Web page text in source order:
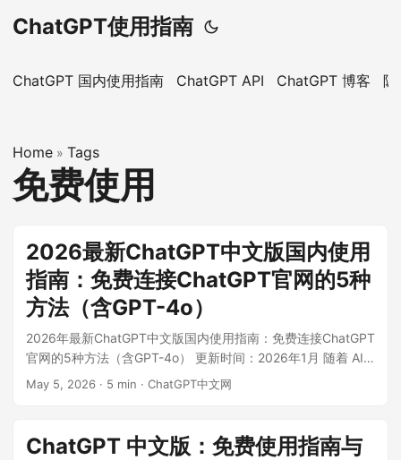
ChatGPT使用指南
ChatGPT 国内使用指南 ChatGPT API ChatGPT 博客
Home » Tags
免费使用
2026最新ChatGPT中文版国内使用
指南：免费连接ChatGPT官网的5种
方法（含GPT-4o）
2026年最新ChatGPT中文版国内使用指南：免费连接ChatGPT
官网的5种方法（含GPT-4o） 更新时间：2026年1月 随着 AI
技术的飞速发展，ChatGPT 已成为工作和学习中不可或缺的助
有能够完美替代 ChatGPT官网 的 国内使用 方案？ ...
May 5, 2026 · 5 min · ChatGPT中文网
ChatGPT 中文版：免费使用指南与